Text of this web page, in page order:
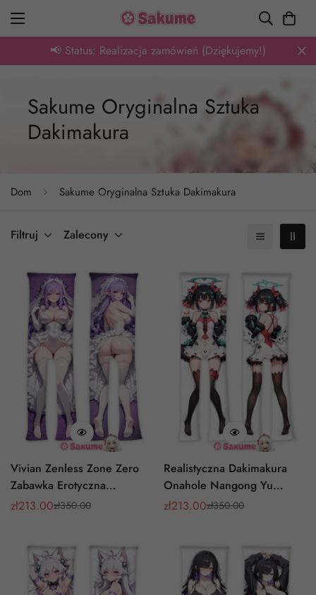
📢 Status: Realizacja zamówień (Dziękujemy!)
Sakume Oryginalna Sztuka
Dakimakura
Dom Sakume Oryginalna Sztuka Dakimakura
Filtruj Zalecony
Vivian Zenless Zone Zero
Zabawka Erotyczna
Poduszka Onahole
Cena
zł213.00
Cena
zł350.00
Realistyczna Dakimakura
Onahole Nangong Yu
Zenless Zone Zero
Cena
zł213.00
Cena
zł350.00